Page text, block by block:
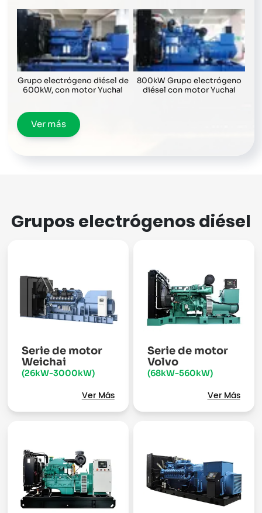
Grupo electrógeno diésel de
600kW, con motor Yuchai
800kW Grupo electrógeno
diésel con motor Yuchai
Ver más
Grupos electrógenos diésel
Serie de motor
Weichai
(26kW-3000kW)
Ver Más
Serie de motor
Volvo
(68kW-560kW)
Ver Más